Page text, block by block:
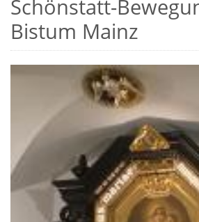
Schönstatt-
Bistum Mainz